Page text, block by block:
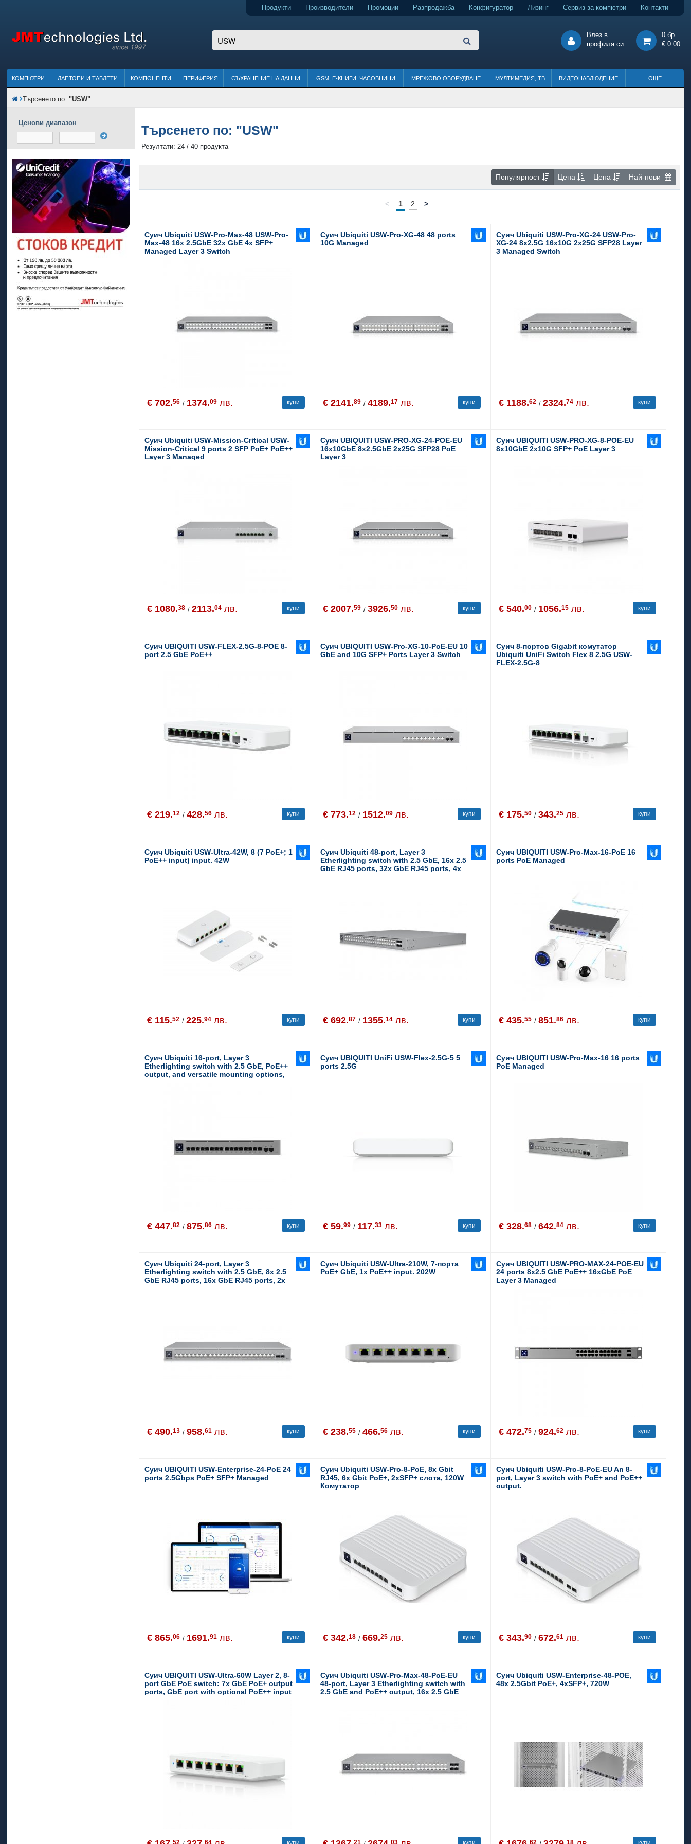
Продукти Производители Промоции Разпродажба Конфигуратор Лизинг Сервиз за компютри Контакти
Влез в
профила си
0 бр.
€ 0.00
КОМПЮТРИ ЛАПТОПИ И ТАБЛЕТИ КОМПОНЕНТИ ПЕРИФЕРИЯ СЪХРАНЕНИЕ НА ДАННИ GSM, Е-КНИГИ, ЧАСОВНИЦИ МРЕЖОВО ОБОРУДВАНЕ МУЛТИМЕДИЯ, ТВ ВИДЕОНАБЛЮДЕНИЕ ОЩЕ
Търсенето по: "USW"
Ценови диапазон
-
Търсенето по: "USW"
Резултати: 24 / 40 продукта
Популярност Цена Цена Най-нови
< 1 2 >
Суич Ubiquiti USW-Pro-Max-48 USW-Pro-
Max-48 16x 2.5GbE 32x GbE 4x SFP+
Managed Layer 3 Switch
€ 702.56 / 1374.09 лв. купи
Суич Ubiquiti USW-Pro-XG-48 48 ports
10G Managed
€ 2141.89 /4189.17 лв. купи
Суич Ubiquiti USW-Pro-XG-24 USW-Pro-
XG-24 8x2.5G 16x10G 2x25G SFP28 Layer
3 Managed Switch
€ 1188.62 / 2324.74 лв. купи
Суич Ubiquiti USW-Mission-Critical USW-
Mission-Critical 9 ports 2 SFP PoE+ PoE++
Layer 3 Managed
€ 1080.38 /2113.04 лв. купи
Суич UBIQUITI USW-PRO-XG-24-POE-EU
16x10GbE 8x2.5GbE 2x25G SFP28 PoE
Layer 3
€ 2007.59 /3926.50 лв. купи
Суич UBIQUITI USW-PRO-XG-8-POE-EU
8x10GbE 2x10G SFP+ PoE Layer 3
€ 540.00 / 1056.15 лв. купи
Суич UBIQUITI USW-FLEX-2.5G-8-POE 8-
port 2.5 GbE PoE++
€ 219.12 /428.56 лв. купи
Суич UBIQUITI USW-Pro-XG-10-PoE-EU 10
GbE and 10G SFP+ Ports Layer 3 Switch
€ 773.12 / 1512.09 лв. купи
Суич 8-портов Gigabit комутатор
Ubiquiti UniFi Switch Flex 8 2.5G USW-
FLEX-2.5G-8
€ 175.50 / 343.25 лв. купи
Суич Ubiquiti USW-Ultra-42W, 8 (7 PoE+; 1
PoE++ input) input. 42W
€ 115.52 /225.94 лв. купи
Суич Ubiquiti 48-port, Layer 3
Etherlighting switch with 2.5 GbE, 16x 2.5
GbE RJ45 ports, 32x GbE RJ45 ports, 4x
€ 692.87 / 1355.14 лв. купи
Суич UBIQUITI USW-Pro-Max-16-PoE 16
ports PoE Managed
€ 435.55 / 851.86 лв. купи
Суич Ubiquiti 16-port, Layer 3
Etherlighting switch with 2.5 GbE, PoE++
output, and versatile mounting options,
€ 447.82 /875.86 лв. купи
Суич UBIQUITI UniFi USW-Flex-2.5G-5 5
ports 2.5G
€ 59.99 / 117.33 лв. купи
Суич UBIQUITI USW-Pro-Max-16 16 ports
PoE Managed
€ 328.68 / 642.84 лв. купи
Суич Ubiquiti 24-port, Layer 3
Etherlighting switch with 2.5 GbE, 8x 2.5
GbE RJ45 ports, 16x GbE RJ45 ports, 2x
€ 490.13 /958.61 лв. купи
Суич Ubiquiti USW-Ultra-210W, 7-порта
PoE+ GbE, 1x PoE++ input. 202W
€ 238.55 /466.56 лв. купи
Суич UBIQUITI USW-PRO-MAX-24-POE-EU
24 ports 8x2.5 GbE PoE++ 16xGbE PoE
Layer 3 Managed
€ 472.75 / 924.62 лв. купи
Суич UBIQUITI USW-Enterprise-24-PoE 24
ports 2.5Gbps PoE+ SFP+ Managed
€ 865.06 / 1691.91 лв. купи
Суич Ubiquiti USW-Pro-8-PoE, 8x Gbit
RJ45, 6x Gbit PoE+, 2xSFP+ слота, 120W
Комутатор
€ 342.18 /669.25 лв. купи
Суич Ubiquiti USW-Pro-8-PoE-EU An 8-
port, Layer 3 switch with PoE+ and PoE++
output.
€ 343.90 / 672.61 лв. купи
Суич UBIQUITI USW-Ultra-60W Layer 2, 8-
port GbE PoE switch: 7x GbE PoE+ output
ports, GbE port with optional PoE++ input
52 64
Суич Ubiquiti USW-Pro-Max-48-PoE-EU
48-port, Layer 3 Etherlighting switch with
2.5 GbE and PoE++ output, 16x 2.5 GbE
21 03
Суич Ubiquiti USW-Enterprise-48-POE,
48x 2.5Gbit PoE+, 4xSFP+, 720W
62 18